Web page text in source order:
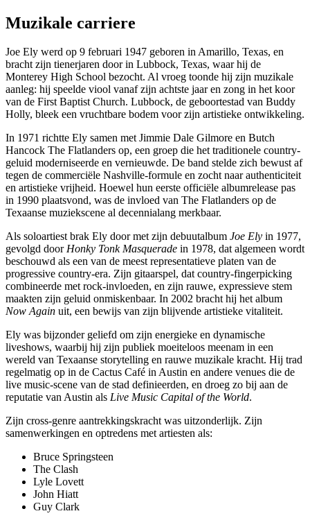
Muzikale carriere
Joe Ely werd op 9 februari 1947 geboren in Amarillo, Texas, en
bracht zijn tienerjaren door in Lubbock, Texas, waar hij de
Monterey High School bezocht. Al vroeg toonde hij zijn muzikale
aanleg: hij speelde viool vanaf zijn achtste jaar en zong in het koor
van de First Baptist Church. Lubbock, de geboortestad van Buddy
Holly, bleek een vruchtbare bodem voor zijn artistieke ontwikkeling.
In 1971 richtte Ely samen met Jimmie Dale Gilmore en Butch
Hancock The Flatlanders op, een groep die het traditionele country-
geluid moderniseerde en vernieuwde. De band stelde zich bewust af
tegen de commerciële Nashville-formule en zocht naar authenticiteit
en artistieke vrijheid. Hoewel hun eerste officiële albumrelease pas
in 1990 plaatsvond, was de invloed van The Flatlanders op de
Texaanse muziekscene al decennialang merkbaar.
Als soloartiest brak Ely door met zijn debuutalbum Joe Ely in 1977,
gevolgd doorHonky Tonk Masquerade in 1978, dat algemeen wordt
beschouwd als een van de meest representatieve platen van de
progressive country-era. Zijn gitaarspel, dat country-fingerpicking
combineerde met rock-invloeden, en zijn rauwe, expressieve stem
maakten zijn geluid onmiskenbaar. In 2002 bracht hij het album
Now Again uit, een bewijs van zijn blijvende artistieke vitaliteit.
Ely was bijzonder geliefd om zijn energieke en dynamische
liveshows, waarbij hij zijn publiek moeiteloos meenam in een
wereld van Texaanse storytelling en rauwe muzikale kracht. Hij trad
regelmatig op in de Cactus Café in Austin en andere venues die de
live music-scene van de stad definieerden, en droeg zo bij aan de
reputatie van Austin als Live Music Capital of the World.
Zijn cross-genre aantrekkingskracht was uitzonderlijk. Zijn
samenwerkingen en optredens met artiesten als:
Bruce Springsteen
The Clash
Lyle Lovett
John Hiatt
Guy Clark